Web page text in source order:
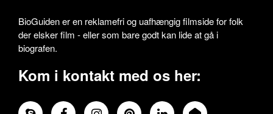
BioGuiden er en reklamefri og uafhængig filmside for folk
der elsker film - eller som bare godt kan lide at gå i
biografen.
Kom i kontakt med os her: